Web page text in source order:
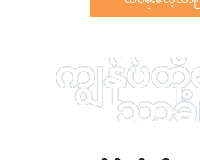
ကျွန်ုပ်တို့
သာ